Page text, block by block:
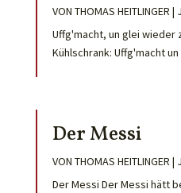
VON THOMAS HEITLINGER |
Uffg'macht, un glei wieder
Kühlschrank: Uffg'macht
Der Messi
VON THOMAS HEITLINGER |
Der Messi Der Messi hätt